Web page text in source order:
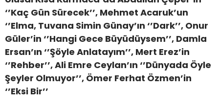
‘’Kaç Gün Sürecek’’, Mehmet Acaruk’un
‘’Elma, Tuvana Simin Günay’ın ‘’Dark’’, Onur
Güler’in ‘’Hangi Gece Büyüdüysem’’, Damla
Ersan’ın ‘’Şöyle Anlatayım’’, Mert Erez’in
‘’Rehber’’, Ali Emre Ceylan’ın ‘’Dünyada Öyle
Şeyler Olmuyor’’, Ömer Ferhat Özmen’in
‘’Eksi Bir’’